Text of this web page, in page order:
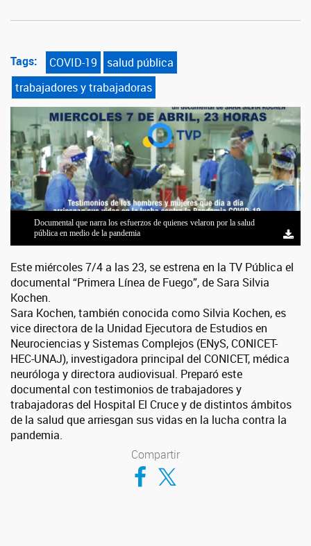
Tags: COVID-19
salud pública
trabajadores y trabajadoras
Documental que narra los esfuerzos de quienes velaron por la salud
pública en medio de la pandemia
Este miércoles 7/4 a las 23, se estrena en la TV Pública el
documental “Primera Línea de Fuego”, de Sara Silvia
Kochen.
Sara Kochen, también conocida como Silvia Kochen, es
vice directora de la Unidad Ejecutora de Estudios en
Neurociencias y Sistemas Complejos (ENyS, CONICET-
HEC-UNAJ), investigadora principal del CONICET, médica
neuróloga y directora audiovisual. Preparó este
documental con testimonios de trabajadores y
trabajadoras del Hospital El Cruce y de distintos ámbitos
de la salud que arriesgan sus vidas en la lucha contra la
pandemia.
Compartir
Compartir en Facebook
Compartir en Twitter